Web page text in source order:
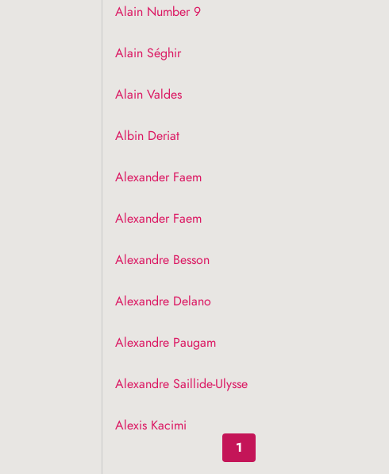
Alain Number 9
Alain Séghir
Alain Valdes
Albin Deriat
Alexander Faem
Alexander Faem
Alexandre Besson
Alexandre Delano
Alexandre Paugam
Alexandre Saillide-Ulysse
Alexis Kacimi
1